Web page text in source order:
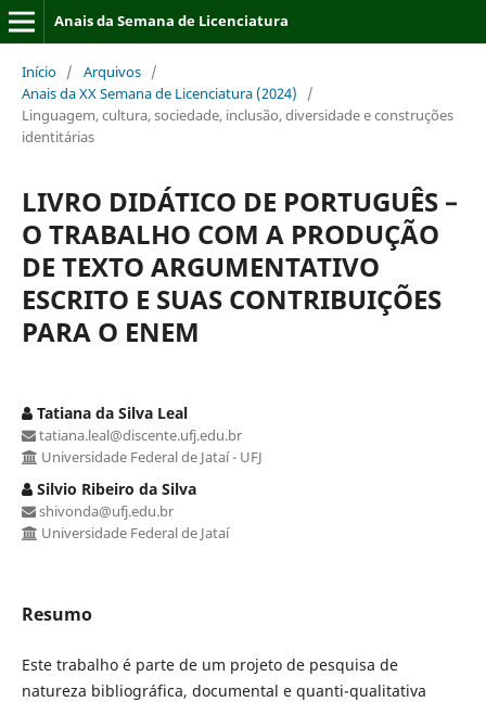
Anais da Semana de Licenciatura
Início / Arquivos /
Anais da XX Semana de Licenciatura (2024)
/
Linguagem, cultura, sociedade, inclusão, diversidade e construções
identitárias
LIVRO DIDÁTICO DE PORTUGUÊS –
O TRABALHO COM A PRODUÇÃO
DE TEXTO ARGUMENTATIVO
ESCRITO E SUAS CONTRIBUIÇÕES
PARA O ENEM
Tatiana da Silva Leal
tatiana.leal@discente.ufj.edu.br
Universidade Federal de Jataí - UFJ
Silvio Ribeiro da Silva
shivonda@ufj.edu.br
Universidade Federal de Jataí
Resumo
Este trabalho é parte de um projeto de pesquisa de
natureza bibliográfica, documental e quanti-qualitativa